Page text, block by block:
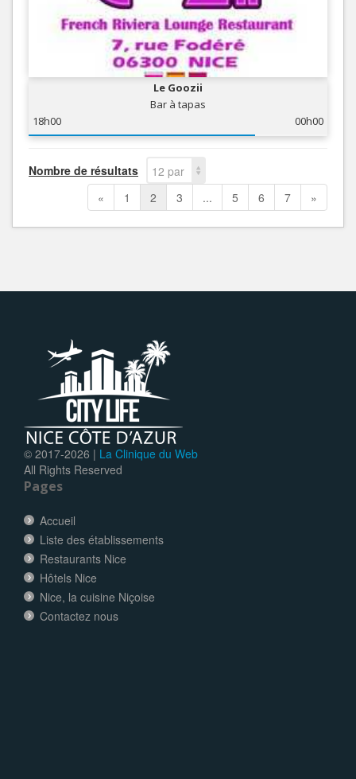
Le Goozii
Bar à tapas
18h00
00h00
Nombre de résultats
12 par
page
« 1 2 3 ... 5 6 7 »
© 2017-2026 | La Clinique du Web
All Rights Reserved
Pages
Accueil
Liste des établissements
Restaurants Nice
Hôtels Nice
Nice, la cuisine Niçoise
Contactez nous